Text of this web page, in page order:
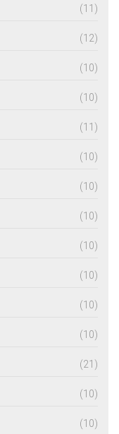
(11)
(12)
(10)
(10)
(11)
(10)
(10)
(10)
(10)
(10)
(10)
(10)
(21)
(10)
(10)